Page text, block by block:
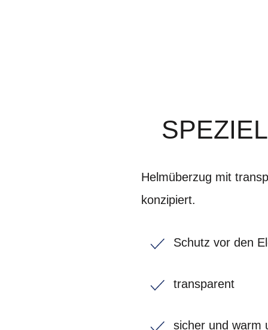
Helmüberzug mit
konzipiert.
Schutz vor den
transparent
sicher und warm